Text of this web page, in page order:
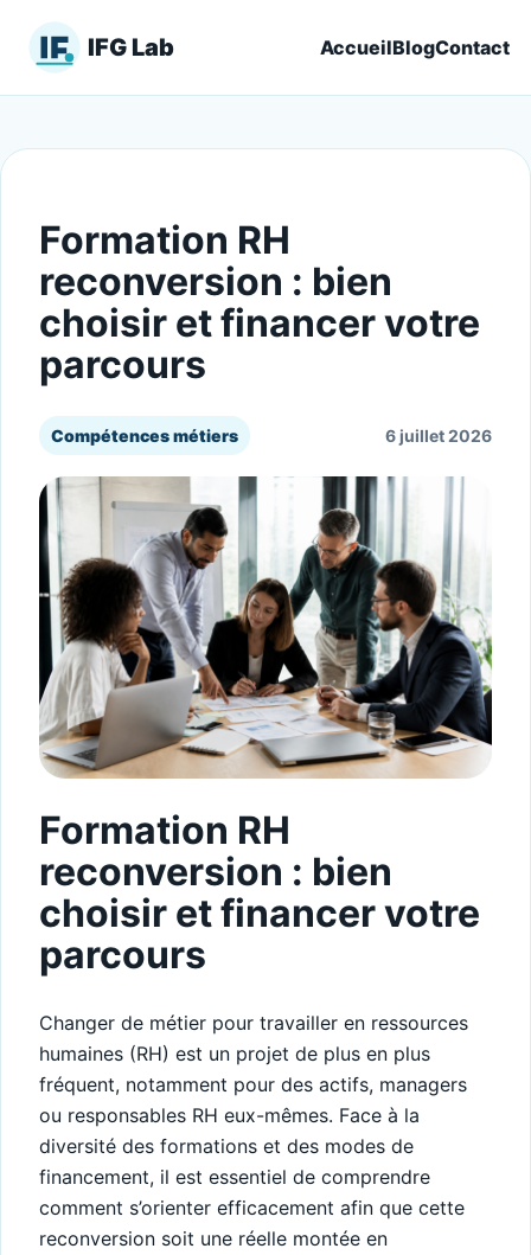
IFG Lab AccueilBlogContact
Formation RH
reconversion : bien
choisir et financer votre
parcours
Compétences métiers 6 juillet 2026
Formation RH
reconversion : bien
choisir et financer votre
parcours
Changer de métier pour travailler en ressources
humaines (RH) est un projet de plus en plus
fréquent, notamment pour des actifs, managers
ou responsables RH eux-mêmes. Face à la
diversité des formations et des modes de
financement, il est essentiel de comprendre
comment s’orienter efficacement afin que cette
reconversion soit une réelle montée en